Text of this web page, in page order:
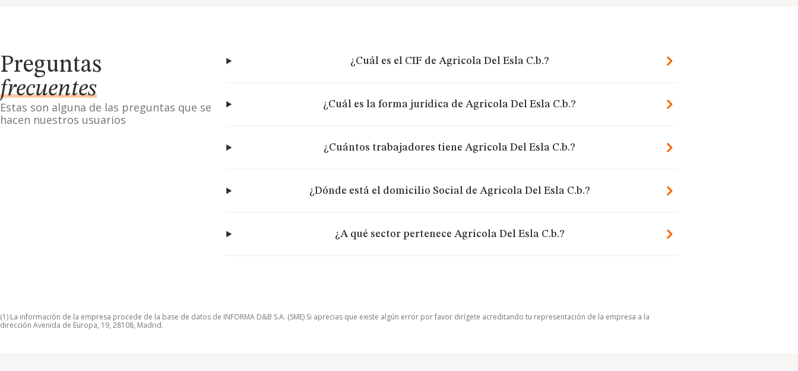
Preguntas
frecuentes
Estas son alguna de las preguntas que se
hacen nuestros usuarios
¿Cuál es el CIF de Agricola Del Esla C.b.?
¿Cuál es la forma jurídica de Agricola Del Esla C.b.?
¿Cuántos trabajadores tiene Agricola Del Esla C.b.?
¿Dónde está el domicilio Social de Agricola Del Esla C.b.?
¿A qué sector pertenece Agricola Del Esla C.b.?
(1) La información de la empresa procede de la base de datos de INFORMA D&B S.A. (SME) Si aprecias que existe algún error por favor dirígete acreditando tu representación de la empresa a la
dirección Avenida de Europa, 19, 28108, Madrid.